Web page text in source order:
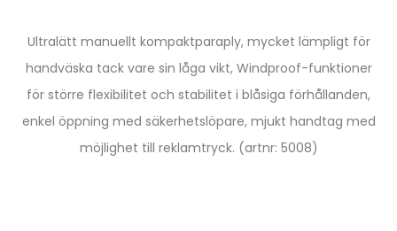
Ultralätt manuellt kompaktparaply, mycket lämpligt för
handväska tack vare sin låga vikt, Windproof-funktioner
för större flexibilitet och stabilitet i blåsiga förhållanden,
enkel öppning med säkerhetslöpare, mjukt handtag med
möjlighet till reklamtryck. (artnr: 5008)